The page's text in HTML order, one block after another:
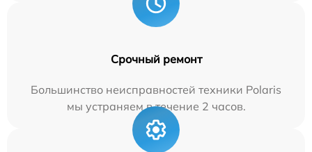
Срочный ремонт
Большинство неисправностей техники Polaris
мы устраняем в течение 2 часов.